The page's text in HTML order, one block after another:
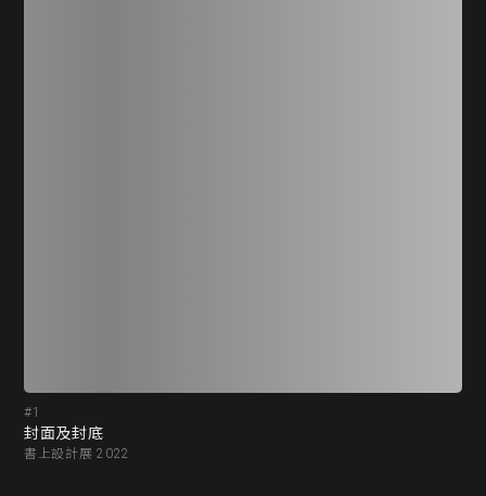
#1
封面及封底
書上設計展 2022